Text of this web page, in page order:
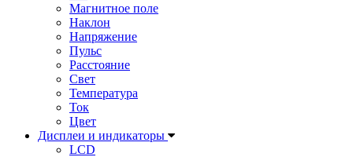
Магнитное поле
Наклон
Напряжение
Пульс
Расстояние
Свет
Температура
Ток
Цвет
Дисплеи и индикаторы
LCD